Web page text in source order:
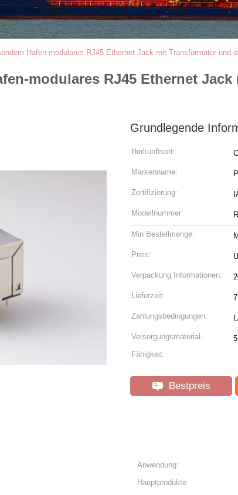
Hafen-modulares RJ45 Ethernet Jack mit Transformator und
modulares RJ45 Ethernet
Grundlegende
Herkunftsort:
Markenname:
Zertifizierung:
Modellnummer:
Min Bestellmenge:
Preis:
Verpackung Informationen:
Lieferzeit:
Zahlungsbedingungen:
Versorgungsmaterial-
Fähigkeit:
Bestpreis
Anwendung:
Hauptprodukte: